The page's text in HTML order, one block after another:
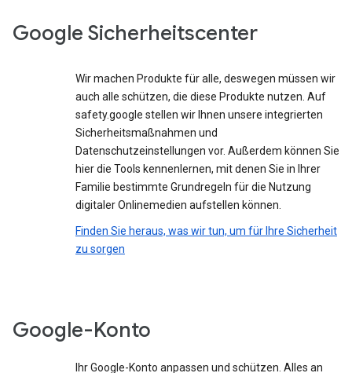
Google Sicherheitscenter
Wir machen Produkte für alle, deswegen müssen wir
auch alle schützen, die diese Produkte nutzen. Auf
safety.google stellen wir Ihnen unsere integrierten
Sicherheitsmaßnahmen und
Datenschutzeinstellungen vor. Außerdem können Sie
hier die Tools kennenlernen, mit denen Sie in Ihrer
Familie bestimmte Grundregeln für die Nutzung
digitaler Onlinemedien aufstellen können.
Finden Sie heraus, was wir tun, um für Ihre Sicherheit
zu sorgen
Google-Konto
Ihr Google-Konto anpassen und schützen. Alles an